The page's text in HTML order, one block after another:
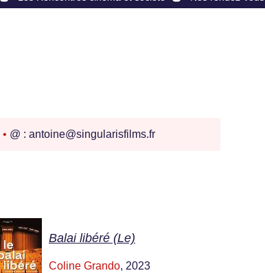
• @ : antoine@singularisfilms.fr
Balai libéré (Le)
Coline Grando, 2023